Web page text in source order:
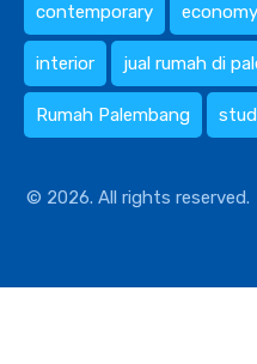
contemporary
interior jual rumah di
Rumah Palembang
© 2026. All rights reserved.